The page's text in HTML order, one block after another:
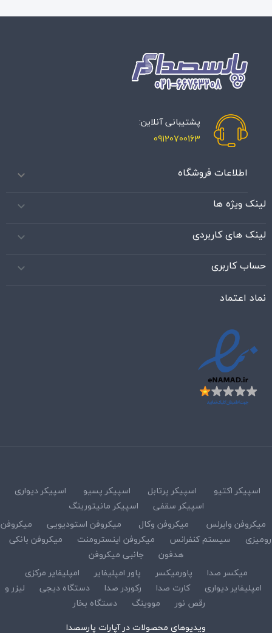
پشتیبانی آنلاین:
09120700163
اطلاعات فروشگاه 
لینک ویژه ها 
لینک های کاربردی 
حساب کاربری 
نماد اعتماد
اسپیکر اکتیو اسپیکر پرتابل اسپیکر پسیو
اسپیکر دیواری
اسپیکر سقفی
اسپیکر مانیتورینگ
میکروفن وایرلس
میکروفن وکال میکروفن استودیویی
میکروفن
رومیزی
سیستم کنفرانس میکروفن اینسترومنت
میکروفن بانکی
هدفون
جانبی میکروفن
میکسر صدا
پاورمیکسر پاور امپلیفایر
امپلیفایر مرکزی
امپلیفایر دیواری
کارت صدا رکوردر صدا دستگاه دیجی
لیزر و
رقص نور
مووینگ
دستگاه بخار
ویدیوهای محصولات در آپارات پارسصدا